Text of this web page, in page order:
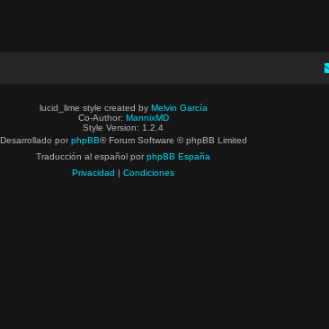
lucid_lime style created by Melvin García
Co-Author: MannixMD
Style Version: 1.2.4
Desarrollado por phpBB® Forum Software © phpBB Limited
Traducción al español por phpBB España
Privacidad
Condiciones